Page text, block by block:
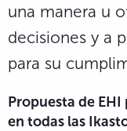
una manera u
decisiones y a
para su
Propuesta de
en todas las